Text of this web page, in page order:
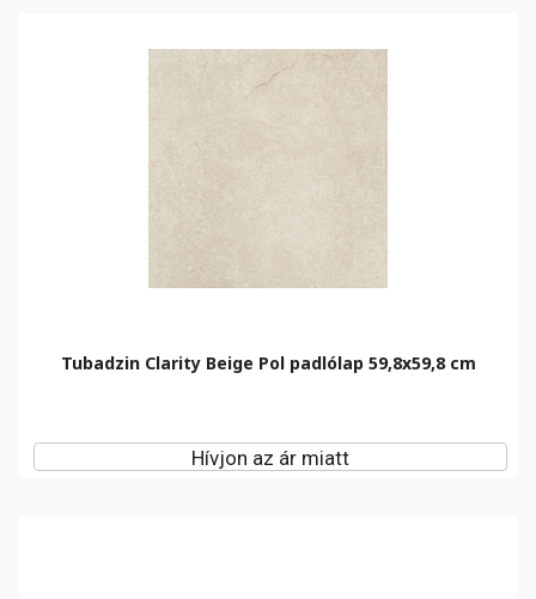
Tubadzin Clarity Beige Pol padlólap 59,8x59,8 cm
Hívjon az ár miatt